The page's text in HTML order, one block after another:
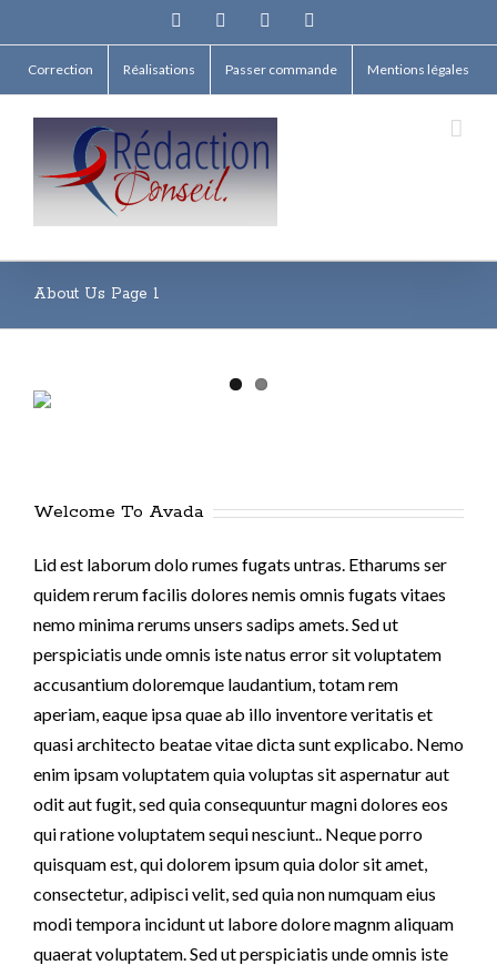
FacebookTwitter Linkedin
Correction Réalisations Passer commande Mentions légales
About Us Page 1
Welcome To Avada
Lid est laborum dolo rumes fugats untras. Etharums ser
quidem rerum facilis dolores nemis omnis fugats vitaes
nemo minima rerums unsers sadips amets. Sed ut
perspiciatis unde omnis iste natus error sit voluptatem
accusantium doloremque laudantium, totam rem
aperiam, eaque ipsa quae ab illo inventore veritatis et
quasi architecto beatae vitae dicta sunt explicabo. Nemo
enim ipsam voluptatem quia voluptas sit aspernatur aut
odit aut fugit, sed quia consequuntur magni dolores eos
qui ratione voluptatem sequi nesciunt.. Neque porro
quisquam est, qui dolorem ipsum quia dolor sit amet,
consectetur, adipisci velit, sed quia non numquam eius
modi tempora incidunt ut labore dolore magnm aliquam
quaerat voluptatem. Sed ut perspiciatis unde omnis iste